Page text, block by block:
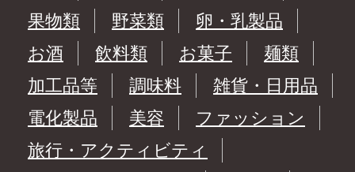
果物類
野菜類
卵・乳製品
お酒
飲料類 お菓子
麺類
加工品等
調味料
雑貨・日用品
電化製品
美容
ファッション
旅行・アクティビティ